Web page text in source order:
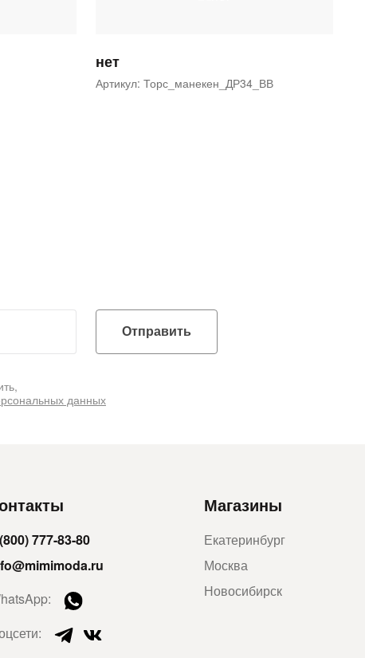
нет
Артикул: Торс_манекен_ДР34_ВВ
Отправить
данных
777-83-80
Магазины
Екатеринбург
Москва
Новосибирск